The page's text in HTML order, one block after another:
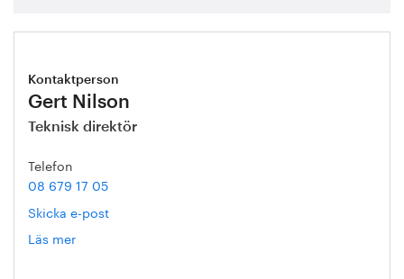
Kontaktperson
Gert Nilson
Teknisk direktör
Telefon
08 679 17 05
Skicka e-post
Läs mer